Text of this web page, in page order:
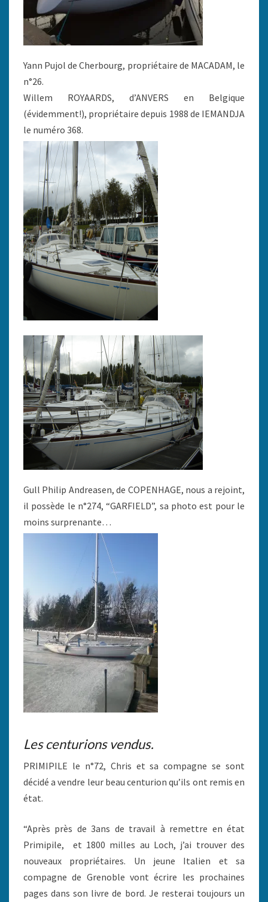
Yann Pujol de Cherbourg, propriétaire de MACADAM, le
n°26.
Willem ROYAARDS, d’ANVERS en Belgique
(évidemment!), propriétaire depuis 1988 de IEMANDJA
le numéro 368.
Gull Philip Andreasen, de COPENHAGE, nous a rejoint,
il possède le n°274, “GARFIELD”, sa photo est pour le
moins surprenante…
Les centurions vendus.
PRIMIPILE le n°72, Chris et sa compagne se sont
décidé a vendre leur beau centurion qu’ils ont remis en
état.
“Après près de 3ans de travail à remettre en état
Primipile, et 1800 milles au Loch, j’ai trouver des
nouveaux propriétaires. Un jeune Italien et sa
compagne de Grenoble vont écrire les prochaines
pages dans son livre de bord. Je resterai toujours un